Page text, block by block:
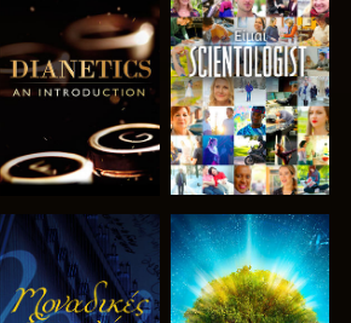
ΕΞΕΡΕΥΝΗΣΤΕ
ΤΗ ΣΕΙΡΑ
ΠΑΡΑΚΟΛΟΥΘΗΣΤΕ
ΠΑΡΑΚΟΛΟΥΘΗΣΤΕ
ΕΞΕΡΕΥΝΗΣΤΕ
ΤΗ ΣΕΙΡΑ